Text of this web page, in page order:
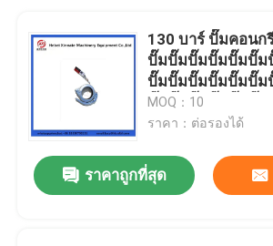
130 บาร์ ปั๊มคอน
ปั๊มปั๊มปั๊มปั๊มปั๊มปั๊ม
ปั๊มปั๊มปั๊มปั๊มปั๊มปั๊ม
ปั๊มปั๊มปั๊มปั๊มปั๊มปั๊ม
MOQ：10
ราคา：ต่อรองได้
ราคาถูกที่สุด